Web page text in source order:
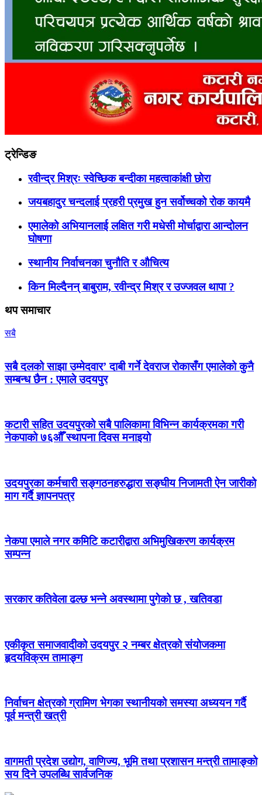
ट्रेन्डिङ
रवीन्द्र मिश्रः स्वेच्छिक बन्दीका महत्वाकांक्षी छोरा
जयबहादुर चन्दलाई प्रहरी प्रमुख हुन सर्वोच्चको रोक कायमै
एमालेको अभियानलाई लक्षित गरी मधेसी मोर्चाद्वारा आन्दोलन
घोषणा
स्थानीय निर्वाचनका चुनौति र औचित्य
किन मिल्दैनन् बाबुराम, रवीन्द्र मिश्र र उज्जवल थापा ?
थप समाचार
सबै
सबै दलको साझा उम्मेदवार’ दाबी गर्ने देवराज रोकासँग एमालेको कुनै
सम्बन्ध छैन : एमाले उदयपुर
कटारी सहित उदयपुरको सबै पालिकामा विभिन्न कार्यक्रमका गरी
नेकपाको ७६औँ स्थापना दिवस मनाइयो
उदयपुरका कर्मचारी सङ्गठनहरुद्धारा सङ्घीय निजामती ऐन जारीको
माग गर्दै ज्ञापनपत्र
नेकपा एमाले नगर कमिटि कटारीद्वारा अभिमुखिकरण कार्यक्रम
सम्पन्न
सरकार कतिवेला ढल्छ भन्ने अवस्थामा पुगेको छ , खतिवडा
एकीकृत समाजवादीको उदयपुर २ नम्बर क्षेत्रको संयोजकमा
हृदयविक्रम तामाङ्ग
निर्वाचन क्षेत्रको ग्रामिण भेगका स्थानीयको समस्या अध्ययन गर्दै
पूर्व मन्त्री खत्री
वागमती प्रदेश उद्योग, वाणिज्य, भूमि तथा प्रशासन मन्त्री तामाङ्को
सय दिने उपलब्धि सार्वजनिक